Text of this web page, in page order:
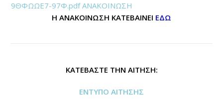
9ΘΦΩΩΕ7-97Φ.pdf ΑΝΑΚΟΙΝΩΣΗ
Η ΑΝΑΚΟΙΝΩΣΗ ΚΑΤΕΒΑΙΝΕΙ ΕΔΩ
ΚΑΤΕΒΑΣΤΕ ΤΗΝ ΑΙΤΗΣΗ:
ΕΝΤΥΠΟ ΑΙΤΗΣΗΣ